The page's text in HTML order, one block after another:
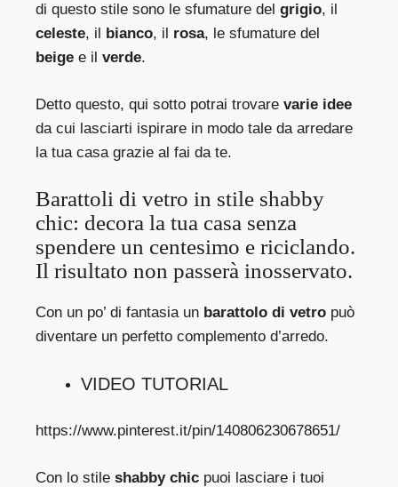
di questo stile sono le sfumature delgrigio, il
celeste, il bianco, il rosa, le sfumature del
beige e ilverde.
Detto questo, qui sotto potrai trovarevarie idee
da cui lasciarti ispirare in modo tale da arredare
la tua casa grazie al fai da te.
Barattoli di vetro in stile shabby
chic: decora la tua casa senza
spendere un centesimo e riciclando.
Il risultato non passerà inosservato.
Con un po’ di fantasia un barattolo di vetro può
diventare un perfetto complemento d’arredo.
VIDEO TUTORIAL
https://www.pinterest.it/pin/140806230678651/
Con lo stileshabby chic puoi lasciare i tuoi